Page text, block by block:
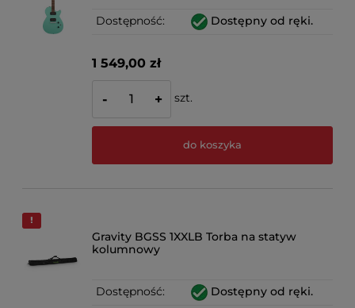
Dostępność: Dostępny od ręki.
1 549,00 zł
- + szt.
do koszyka
Gravity BGSS 1XXLB Torba na statyw
kolumnowy
Dostępność: Dostępny od ręki.